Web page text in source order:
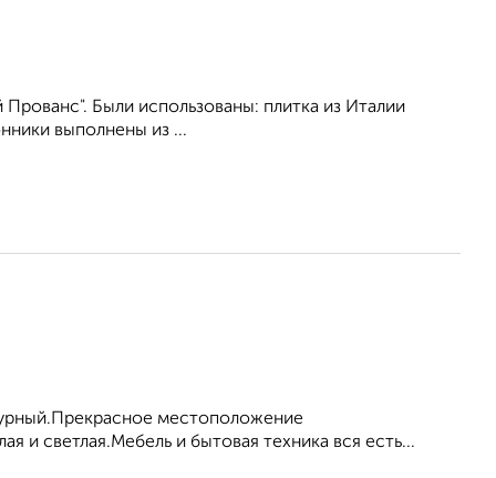
Были использованы: плитка из Италии
выполнены из ...
местоположение
и светлая.Мебель и бытовая техника вся есть...